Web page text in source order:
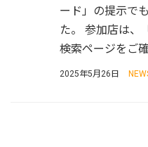
ード」の提示で
た。 参加店は、
検索ページをご
2025年5月26日